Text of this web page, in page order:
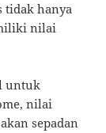
tidak hanya
nilai
untuk
nilai
sepadan